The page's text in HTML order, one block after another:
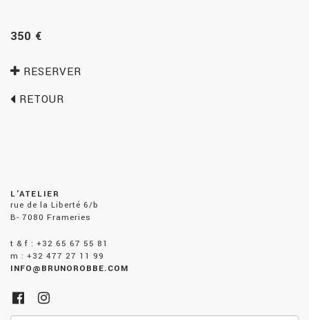
350 €
RESERVER
RETOUR
L'ATELIER
rue de la Liberté 6/b
B- 7080 Frameries
t & f : +32 65 67 55 81
m : +32 477 27 11 99
INFO@BRUNOROBBE.COM